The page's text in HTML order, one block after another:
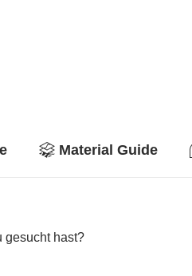
Material Guide
gesucht hast?